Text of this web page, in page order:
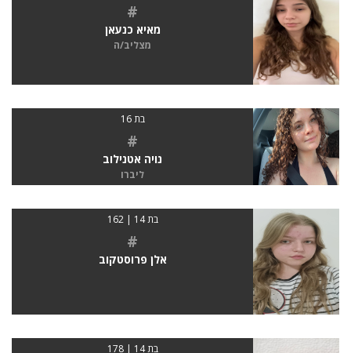
#
מאיא כנעאן
מצליב/ה
בת 16
#
נויה אטנילוב
ליברו
בת 14 | 162
#
אלן פרוסטקוב
בת 14 | 178